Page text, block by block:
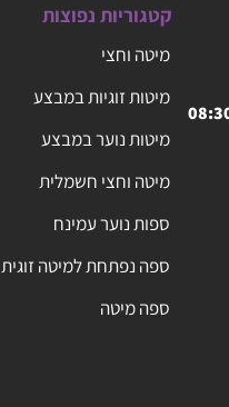
קטגוריות נפוצות
מיטה וחצי
מיטות זוגיות במבצע
מיטות נוער במבצע
מיטה וחצי חשמלית
ספות נוער עמינח
ספה נפתחת למיטה זוגית
ספה מיטה